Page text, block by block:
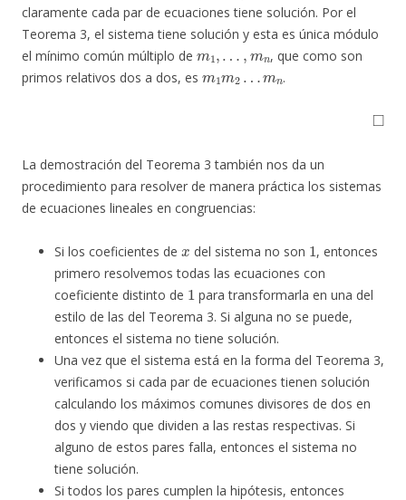
claramente cada par de ecuaciones tiene solución. Por el
Teorema 3, el sistema tiene solución y esta es única módulo
el mínimo común múltiplo de
m1,…, mn
, que como son
primos relativos dos a dos, es
m1 m 2 …
mn
.
◻
La demostración del Teorema 3 también nos da un
procedimiento para resolver de manera práctica los sistemas
de ecuaciones lineales en congruencias:
Si los coeficientes de del sistema no son
, entonces
primero resolvemos todas las ecuaciones con
coeficiente distinto de
1
para transformarla en una del
estilo de las del Teorema 3. Si alguna no se puede,
entonces el sistema no tiene solución.
Una vez que el sistema está en la forma del Teorema 3,
verificamos si cada par de ecuaciones tienen solución
calculando los máximos comunes divisores de dos en
dos y viendo que dividen a las restas respectivas. Si
alguno de estos pares falla, entonces el sistema no
tiene solución.
Si todos los pares cumplen la hipótesis, entonces